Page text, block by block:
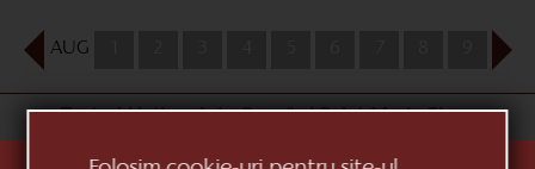
AUG 10
«Teatrul Național de Operă și Balet Maria Bieșu»